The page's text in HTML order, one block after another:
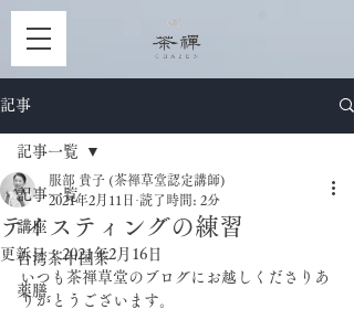
記事
記事一覧
講座
台湾茶中国茶
薬膳
記事一覧
テイスティングの練習
服部 貴子 (茶禅草堂認定講師)
2021年2月11日 読了時間: 2分
更新日：2021年2月16日
いつも茶禅草堂のブログにお越しくださりあ
りがとうございます。